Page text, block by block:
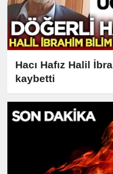
Hacı Hafız Halil
kaybetti